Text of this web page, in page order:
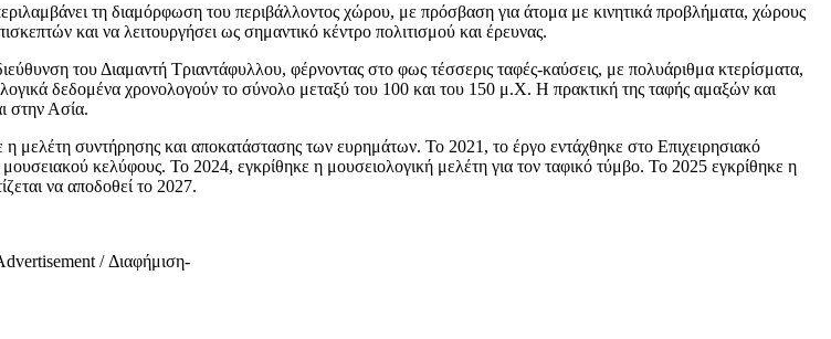
τη διαμόρφωση του περιβάλλοντος χώρου, με πρόσβαση για άτομα με κινητικά προβλήματα, χώρους
και να λειτουργήσει ως σημαντικό κέντρο πολιτισμού και έρευνας.
του Διαμαντή Τριαντάφυλλου, φέρνοντας στο φως τέσσερις ταφές-καύσεις, με πολυάριθμα κτερίσματα,
δεδομένα χρονολογούν το σύνολο μεταξύ του 100 και του 150 μ.Χ. Η πρακτική της ταφής αμαξών και
στην Ασία.
μελέτη συντήρησης και αποκατάστασης των ευρημάτων. Το 2021, το έργο εντάχθηκε στο Επιχειρησιακό
κελύφους. Το 2024, εγκρίθηκε η μουσειολογική μελέτη για τον ταφικό τύμβο. Το 2025 εγκρίθηκε η
να αποδοθεί το 2027.
/ Διαφήμιση-